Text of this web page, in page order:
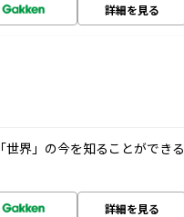
詳細を見る
世界」の今を知ることができる
詳細を見る